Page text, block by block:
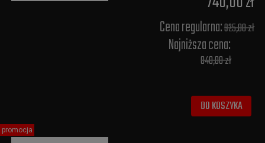
Cena regularna:925,00 zł
Najniższa cena:
840,00 zł
DO KOSZYKA
promocja